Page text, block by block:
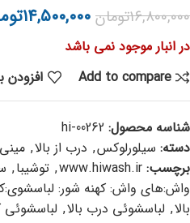
۱۶,۸۰۰,۰۰۰تومان ۱۴,۵۰۰,۰۰۰
در انبار موجود نمی باشد
Add to compare
افزودن
شناسه محصول: hi-00262
دسته: سیلورلوکس, درب از بالا,
برچسب: www.hiwash.ir
, توشیبا,
واش:های واش: کهنه شور:
بالا, لباسشوئی درب بالا,